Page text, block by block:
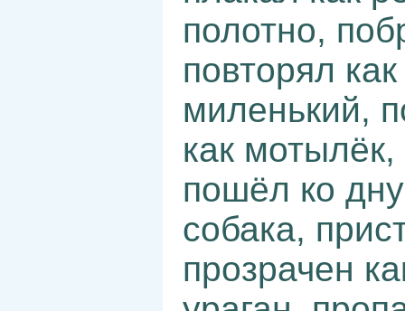
полотно,
повторял
миленький,
как
пошёл ко
собака,
прозрачен